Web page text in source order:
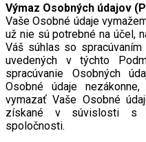
Výmaz Osobných údajov
Vaše Osobné údaje
už nie sú potrebné na účel,
Váš súhlas so
uvedených v týchto
spracúvanie Osobných
Osobné údaje
vymazať Vaše Osobné
získané v súvislosti s
spoločnosti.